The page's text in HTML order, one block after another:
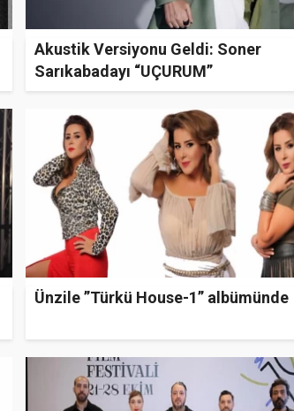
Akustik Versiyonu Geldi: Soner
Sarıkabadayı “UÇURUM”
Ünzile ”Türkü House-1” albümünde